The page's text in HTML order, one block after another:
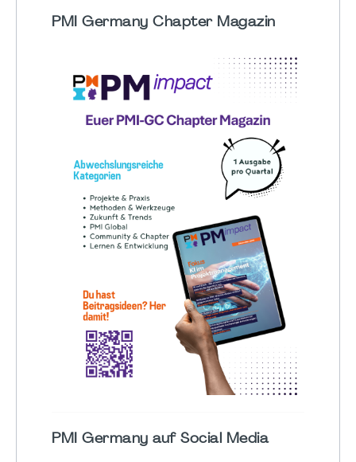
PMI Germany Chapter Magazin
PMI Germany auf Social Media